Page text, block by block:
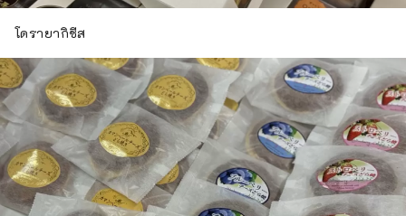
โดรายากิชีส